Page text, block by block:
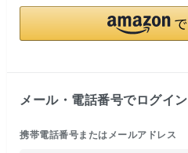
メール・電話番号でログイン
携帯電話番号またはメールアドレス